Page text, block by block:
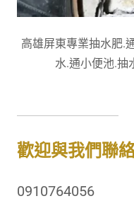
高雄屏東專業抽水肥.
水.通小便池.抽
歡迎與我們聯
0910764056